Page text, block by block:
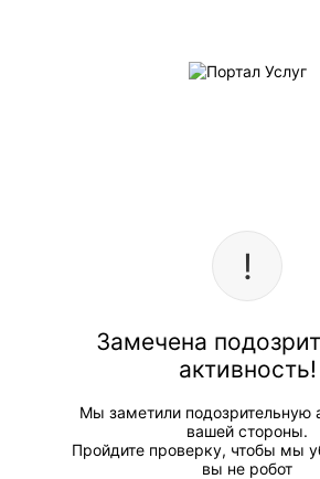
Замечена
активность!
Мы заметили подозрительную
вашей стороны.
Пройдите проверку, чтобы мы
вы не робот